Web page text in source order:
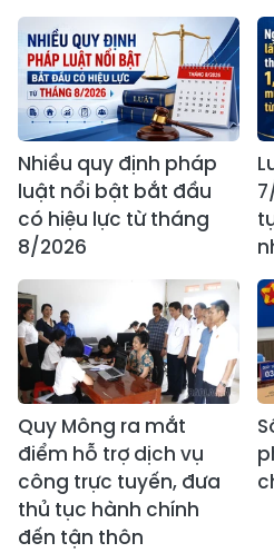
Nhiều quy định pháp
luật nổi bật bắt đầu
có hiệu lực từ tháng
8/2026
Quy Mông ra mắt
điểm hỗ trợ dịch vụ
công trực tuyến, đưa
thủ tục hành chính
đến tận thôn